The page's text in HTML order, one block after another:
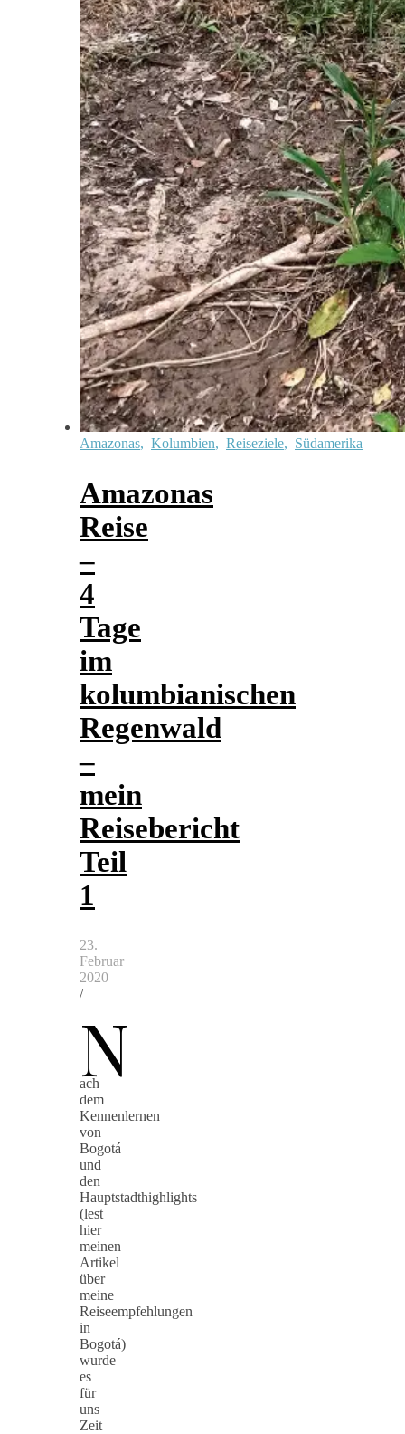
Amazonas, Kolumbien, Reiseziele, Südamerika
Amazonas
Reise
–
4
Tage
im
kolumbianischen
Regenwald
–
mein
Reisebericht
Teil
1
23.
Februar
2020
/
N
ach
dem
Kennenlernen
von
Bogotá
und
den
Hauptstadthighlights
(lest
hier
meinen
Artikel
über
meine
Reiseempfehlungen
in
Bogotá)
wurde
es
für
uns
Zeit